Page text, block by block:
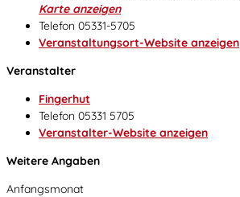
Karte anzeigen
Telefon 05331-5705
Veranstaltungsort-Website anzeigen
Veranstalter
Fingerhut
Telefon 05331 5705
Veranstalter-Website anzeigen
Weitere Angaben
Anfangsmonat